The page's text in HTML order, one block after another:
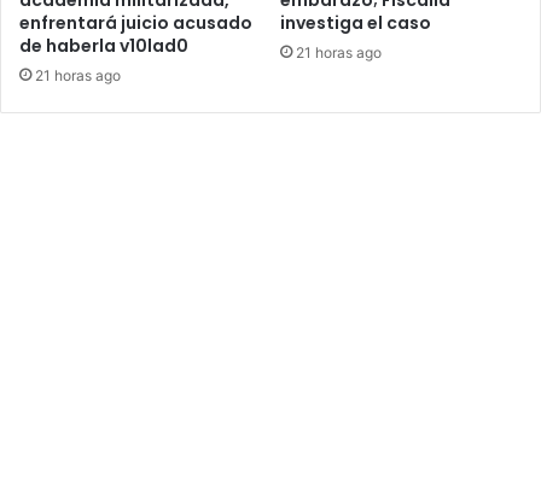
enfrentará juicio acusado
de haberla v10lad0
21 horas ago
investiga el caso
21 horas ago